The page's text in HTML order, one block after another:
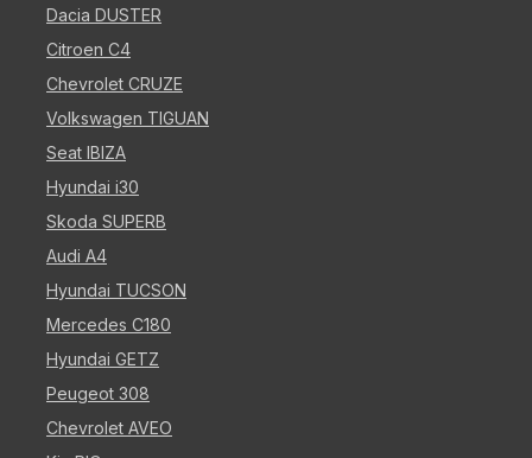
Dacia DUSTER
Citroen C4
Chevrolet CRUZE
Volkswagen TIGUAN
Seat IBIZA
Hyundai i30
Skoda SUPERB
Audi A4
Hyundai TUCSON
Mercedes C180
Hyundai GETZ
Peugeot 308
Chevrolet AVEO